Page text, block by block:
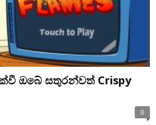
ඔබේ සතුරන්වත් Crispy
0